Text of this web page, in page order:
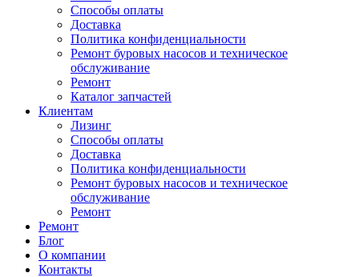
Способы оплаты
Доставка
Политика конфиденциальности
Ремонт буровых насосов и техническое
обслуживание
Ремонт
Каталог запчастей
Клиентам
Лизинг
Способы оплаты
Доставка
Политика конфиденциальности
Ремонт буровых насосов и техническое
обслуживание
Ремонт
Ремонт
Блог
О компании
Контакты